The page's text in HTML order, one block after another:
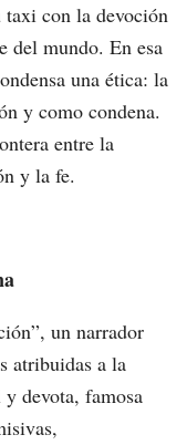
taxi con la devoción
del mundo. En esa
una ética: la
y como condena.
entre la
y la fe.
un narrador
atribuidas a la
devota, famosa